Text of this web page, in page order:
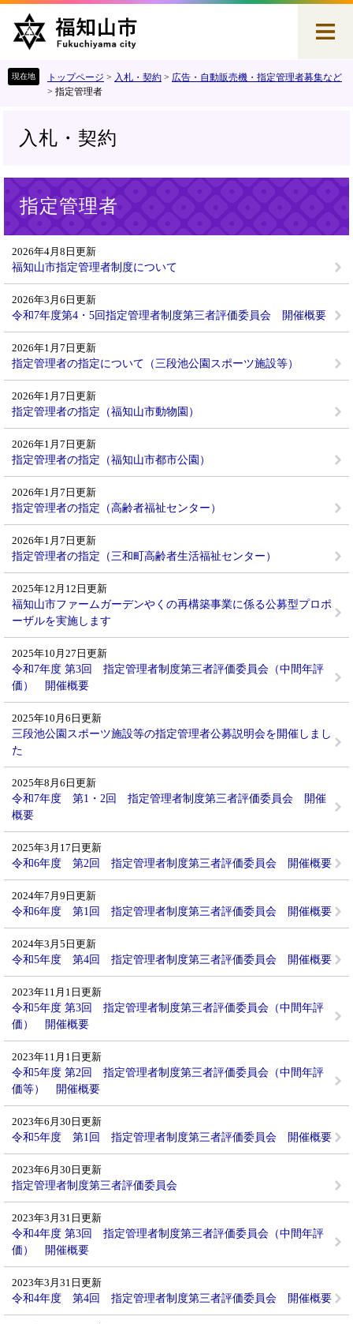
トップページ > 入札・契約 > 広告・自動販売機・指定管理者募集など
> 指定管理者
入札・契約
指定管理者
2026年4月8日更新
福知山市指定管理者制度について
2026年3月6日更新
令和7年度第4・5回指定管理者制度第三者評価委員会 開催概要
2026年1月7日更新
指定管理者の指定について（三段池公園スポーツ施設等）
2026年1月7日更新
指定管理者の指定（福知山市動物園）
2026年1月7日更新
指定管理者の指定（福知山市都市公園）
2026年1月7日更新
指定管理者の指定（高齢者福祉センター）
2026年1月7日更新
指定管理者の指定（三和町高齢者生活福祉センター）
2025年12月12日更新
福知山市ファームガーデンやくの再構築事業に係る公募型プロポ
ーザルを実施します
2025年10月27日更新
令和7年度 第3回 指定管理者制度第三者評価委員会（中間年評
価） 開催概要
2025年10月6日更新
三段池公園スポーツ施設等の指定管理者公募説明会を開催しまし
た
2025年8月6日更新
令和7年度 第1・2回 指定管理者制度第三者評価委員会 開催
概要
2025年3月17日更新
令和6年度 第2回 指定管理者制度第三者評価委員会 開催概要
2024年7月9日更新
令和6年度 第1回 指定管理者制度第三者評価委員会 開催概要
2024年3月5日更新
令和5年度 第4回 指定管理者制度第三者評価委員会 開催概要
2023年11月1日更新
令和5年度 第3回 指定管理者制度第三者評価委員会（中間年評
価） 開催概要
2023年11月1日更新
令和5年度 第2回 指定管理者制度第三者評価委員会（中間年評
価等） 開催概要
2023年6月30日更新
令和5年度 第1回 指定管理者制度第三者評価委員会 開催概要
2023年6月30日更新
指定管理者制度第三者評価委員会
2023年3月31日更新
令和4年度 第3回 指定管理者制度第三者評価委員会（中間年評
価） 開催概要
2023年3月31日更新
令和4年度 第4回 指定管理者制度第三者評価委員会 開催概要